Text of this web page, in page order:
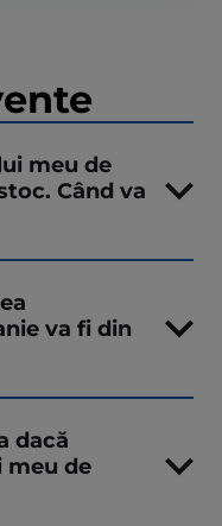
meu de
Când va
va fi din
dacă
meu de